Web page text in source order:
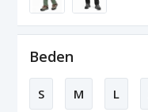
Beden
S M L